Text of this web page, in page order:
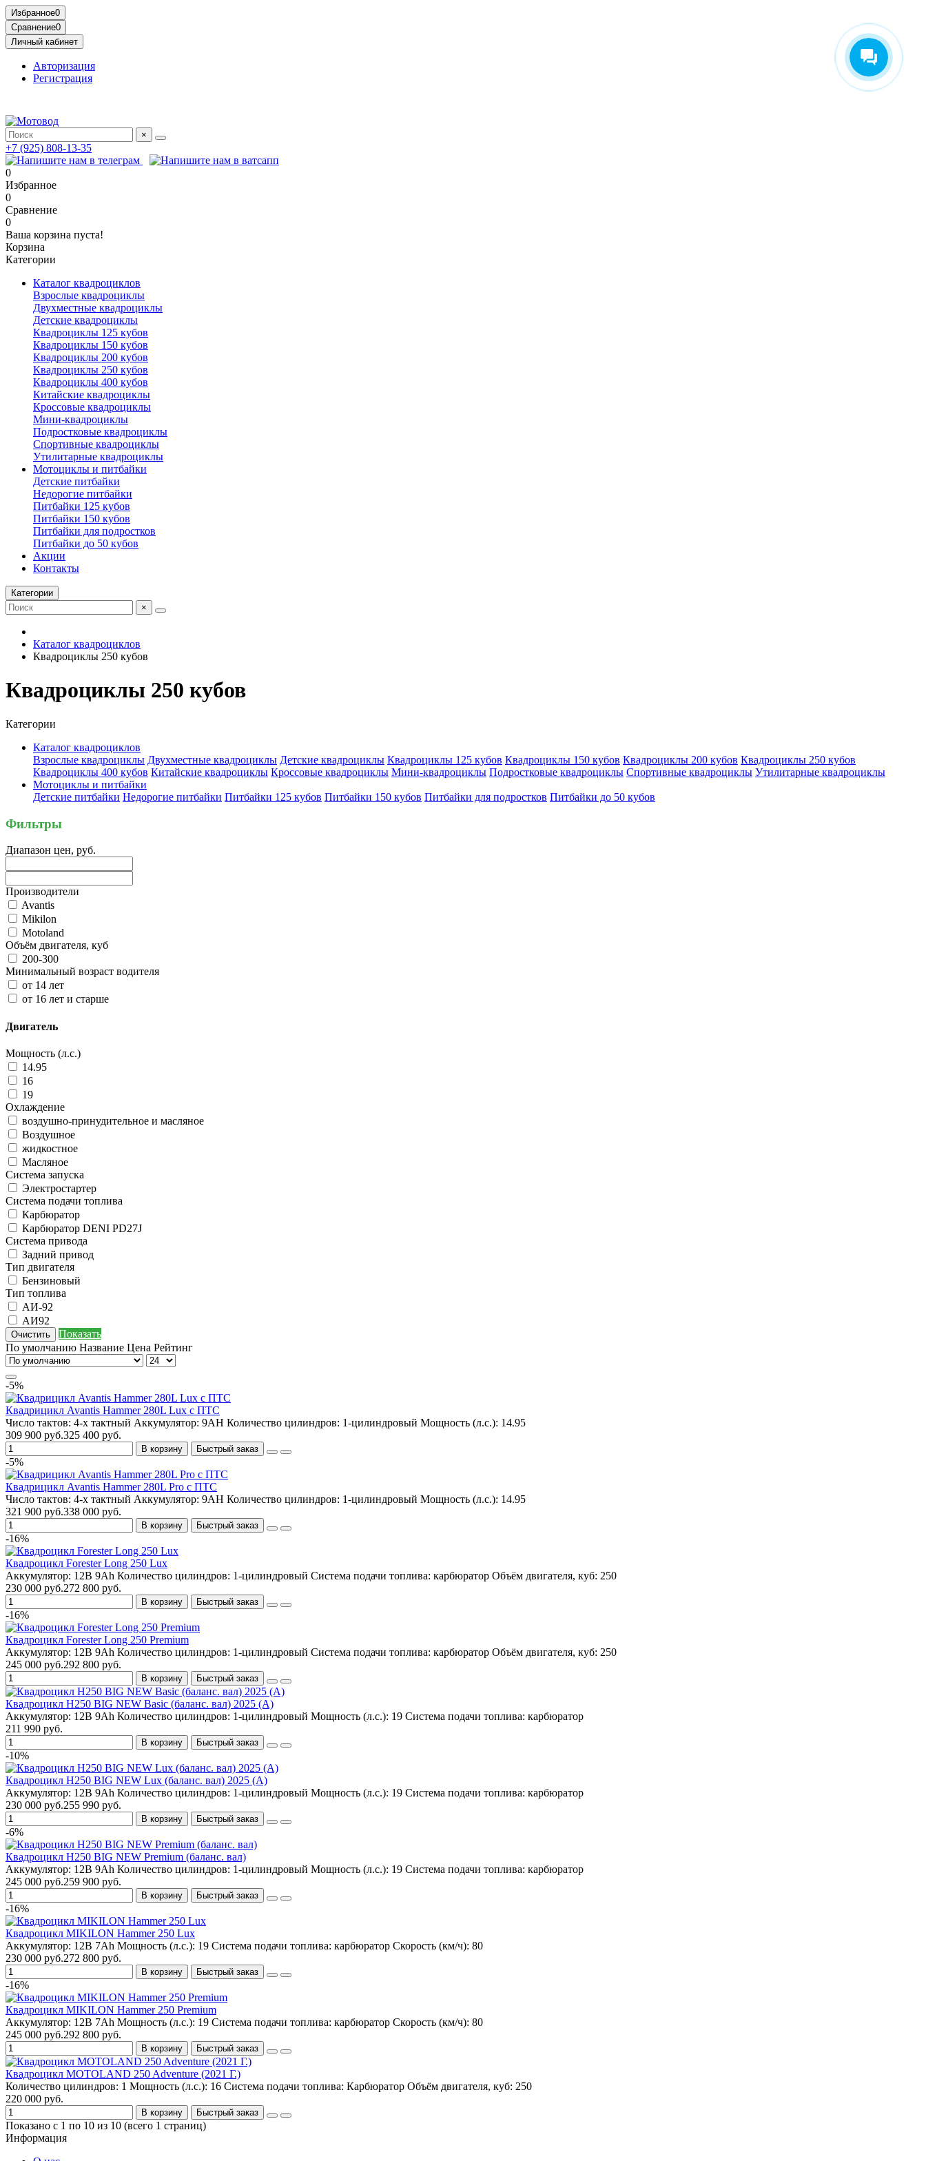
Избранное0
Сравнение0
Личный кабинет
Авторизация
Регистрация
×
+7 (925) 808-13-35
0
Избранное
0
Сравнение
0
Ваша корзина пуста!
Корзина
Категории
Каталог квадроциклов
Взрослые квадроциклы
Двухместные квадроциклы
Детские квадроциклы
Квадроциклы 125 кубов
Квадроциклы 150 кубов
Квадроциклы 200 кубов
Квадроциклы 250 кубов
Квадроциклы 400 кубов
Китайские квадроциклы
Кроссовые квадроциклы
Мини-квадроциклы
Подростковые квадроциклы
Спортивные квадроциклы
Утилитарные квадроциклы
Мотоциклы и питбайки
Детские питбайки
Недорогие питбайки
Питбайки 125 кубов
Питбайки 150 кубов
Питбайки для подростков
Питбайки до 50 кубов
Акции
Контакты
Категории
×
Каталог квадроциклов
Квадроциклы 250 кубов
Квадроциклы 250 кубов
Категории
Каталог квадроциклов
Взрослые квадроциклы Двухместные квадроциклы Детские квадроциклы Квадроциклы 125 кубов Квадроциклы 150 кубов Квадроциклы 200 кубов Квадроциклы 250 кубов
Квадроциклы 400 кубов Китайские квадроциклы Кроссовые квадроциклы Мини-квадроциклы Подростковые квадроциклы Спортивные квадроциклы Утилитарные квадроциклы
Мотоциклы и питбайки
Детские питбайки Недорогие питбайки Питбайки 125 кубов Питбайки 150 кубов Питбайки для подростков Питбайки до 50 кубов
Фильтры
Диапазон цен, руб.
Производители
Avantis
Mikilon
Motoland
Объём двигателя, куб
200-300
Минимальный возраст водителя
от 14 лет
от 16 лет и старше
Двигатель
Мощность (л.с.)
14.95
16
19
Охлаждение
воздушно-принудительное и масляное
Воздушное
жидкостное
Масляное
Система запуска
Электростартер
Система подачи топлива
Карбюратор
Карбюратор DENI PD27J
Система привода
Задний привод
Тип двигателя
Бензиновый
Тип топлива
АИ-92
АИ92
Очистить
Показать
По умолчанию Название Цена Рейтинг
-5%
Квадрицикл Avantis Hammer 280L Lux с ПТС
Число тактов: 4-х тактный Аккумулятор: 9AH Количество цилиндров: 1-цилиндровый Мощность (л.с.): 14.95
309 900 руб.325 400 руб.
В корзину Быстрый заказ
-5%
Квадрицикл Avantis Hammer 280L Pro с ПТС
Число тактов: 4-х тактный Аккумулятор: 9AH Количество цилиндров: 1-цилиндровый Мощность (л.с.): 14.95
321 900 руб.338 000 руб.
В корзину Быстрый заказ
-16%
Квадроцикл Forester Long 250 Lux
Аккумулятор: 12В 9Ah Количество цилиндров: 1-цилиндровый Система подачи топлива: карбюратор Объём двигателя, куб: 250
230 000 руб.272 800 руб.
В корзину Быстрый заказ
-16%
Квадроцикл Forester Long 250 Premium
Аккумулятор: 12В 9Ah Количество цилиндров: 1-цилиндровый Система подачи топлива: карбюратор Объём двигателя, куб: 250
245 000 руб.292 800 руб.
В корзину Быстрый заказ
Квадроцикл H250 BIG NEW Basic (баланс. вал) 2025 (A)
Аккумулятор: 12В 9Ah Количество цилиндров: 1-цилиндровый Мощность (л.с.): 19 Система подачи топлива: карбюратор
211 990 руб.
В корзину Быстрый заказ
-10%
Квадроцикл H250 BIG NEW Lux (баланс. вал) 2025 (A)
Аккумулятор: 12В 9Ah Количество цилиндров: 1-цилиндровый Мощность (л.с.): 19 Система подачи топлива: карбюратор
230 000 руб.255 990 руб.
В корзину Быстрый заказ
-6%
Квадроцикл H250 BIG NEW Premium (баланс. вал)
Аккумулятор: 12В 9Ah Количество цилиндров: 1-цилиндровый Мощность (л.с.): 19 Система подачи топлива: карбюратор
245 000 руб.259 900 руб.
В корзину Быстрый заказ
-16%
Квадроцикл MIKILON Hammer 250 Lux
Аккумулятор: 12В 7Ah Мощность (л.с.): 19 Система подачи топлива: карбюратор Скорость (км/ч): 80
230 000 руб.272 800 руб.
В корзину Быстрый заказ
-16%
Квадроцикл MIKILON Hammer 250 Premium
Аккумулятор: 12В 7Ah Мощность (л.с.): 19 Система подачи топлива: карбюратор Скорость (км/ч): 80
245 000 руб.292 800 руб.
В корзину Быстрый заказ
Квадроцикл MOTOLAND 250 Adventure (2021 Г.)
Количество цилиндров: 1 Мощность (л.с.): 16 Система подачи топлива: Карбюратор Объём двигателя, куб: 250
220 000 руб.
В корзину Быстрый заказ
Показано с 1 по 10 из 10 (всего 1 страниц)
Информация